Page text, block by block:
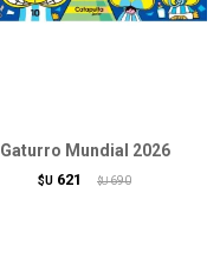
Gaturro Mundial 2026
$U 621 $U 690